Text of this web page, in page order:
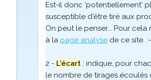
Est-il donc 'potentiellement'
susceptible d'être tiré aux
On peut le penser... Pour cela
à la page analysede ce site.
2 - L'écart: indique, pour
le nombre de tirages écoulés